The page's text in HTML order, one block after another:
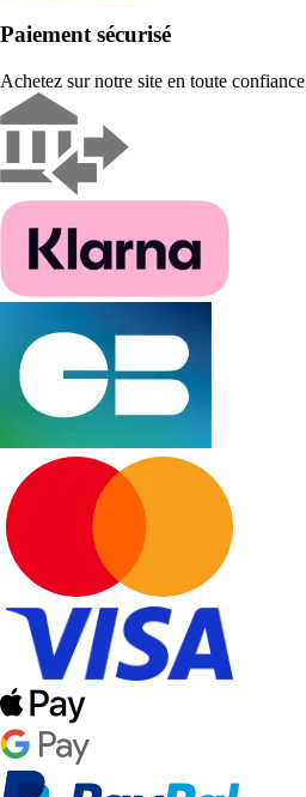
Paiement sécurisé
Achetez sur notre site en toute confiance